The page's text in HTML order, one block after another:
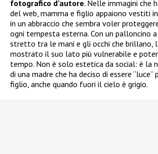
fotografico d’autore. Nelle immagini che
del web, mamma e figlio appaiono vestiti
in un abbraccio che sembra voler
ogni tempesta esterna. Con un palloncino
stretto tra le mani e gli occhi che brillano,
mostrato il suo lato più vulnerabile e
tempo. Non è solo estetica da social: è la
di una madre che ha deciso di essere “luce”
figlio, anche quando fuori il cielo è grigio.